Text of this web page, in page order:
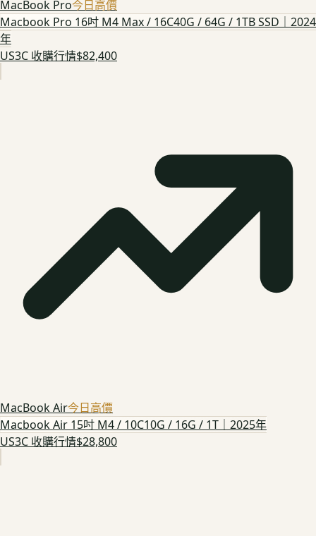
MacBook Pro今日高價
Macbook Pro 16吋 M4 Max / 16C40G / 64G / 1TB SSD｜2024
年
US3C 收購行情$82,400
MacBook Air今日高價
Macbook Air 15吋 M4 / 10C10G / 16G / 1T｜2025年
US3C 收購行情$28,800